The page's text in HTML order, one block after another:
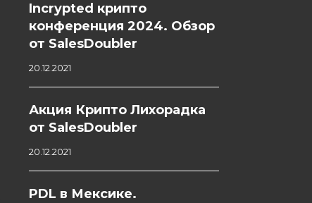
Incrypted крипто
конференция 2024. Обзор
от SalesDoubler
20.12.2021
Акция Крипто Лихорадка
от SalesDoubler
20.12.2021
PDL в Мексике.